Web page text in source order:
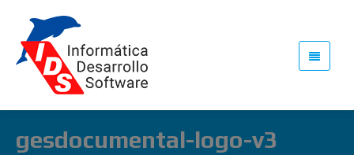
gesdocumental-logo-v3